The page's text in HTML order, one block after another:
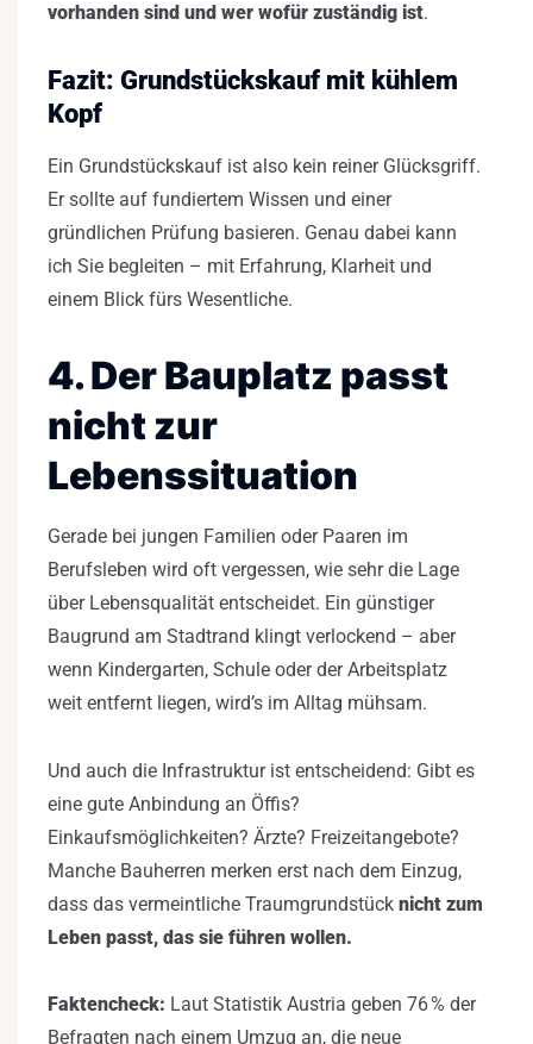
vorhanden sind und wer wofür zuständig ist.
Fazit: Grundstückskauf mit kühlem
Kopf
Ein Grundstückskauf ist also kein reiner Glücksgriff.
Er sollte auf fundiertem Wissen und einer
gründlichen Prüfung basieren. Genau dabei kann
ich Sie begleiten – mit Erfahrung, Klarheit und
einem Blick fürs Wesentliche.
4. Der Bauplatz passt
nicht zur
Lebenssituation
Gerade bei jungen Familien oder Paaren im
Berufsleben wird oft vergessen, wie sehr die Lage
über Lebensqualität entscheidet. Ein günstiger
Baugrund am Stadtrand klingt verlockend – aber
wenn Kindergarten, Schule oder der Arbeitsplatz
weit entfernt liegen, wird’s im Alltag mühsam.
Und auch die Infrastruktur ist entscheidend: Gibt es
eine gute Anbindung an Öffis?
Einkaufsmöglichkeiten? Ärzte? Freizeitangebote?
Manche Bauherren merken erst nach dem Einzug,
dass das vermeintliche Traumgrundstück nicht zum
Leben passt, das sie führen wollen.
Faktencheck: Laut Statistik Austria geben 76 % der
Befragten nach einem Umzug an, die neue